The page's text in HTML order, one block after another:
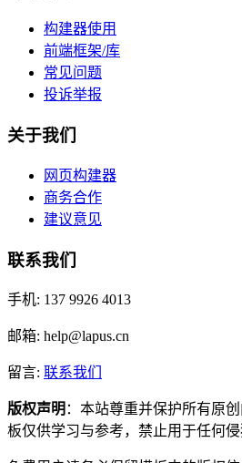
构建器使用
前端框架/库
常见问题
投诉举报
关于我们
网页构建器
商务合作
建议意见
联系我们
手机: 137 9926 4013
邮箱: help@lapus.cn
留言: 联系我们
版权声明 ：本站尊重并保护所有原
板仅供学习与参考，禁止用于任何侵